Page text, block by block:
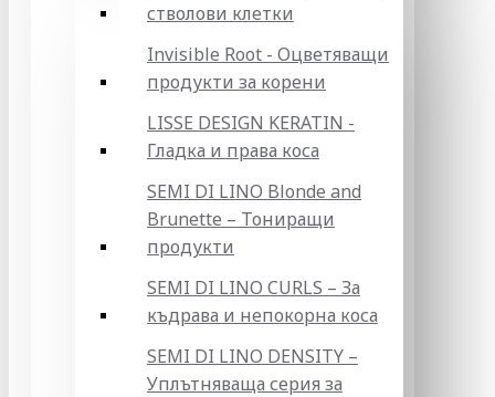
стволови клетки
Invisible Root - Оцветяващи
продукти за корени
LISSE DESIGN KERATIN -
Гладка и права коса
SEMI DI LINO Blonde and
Brunette – Тониращи
продукти
SEMI DI LINO CURLS – За
къдрава и непокорна коса
SEMI DI LINO DENSITY –
Уплътняваща серия за